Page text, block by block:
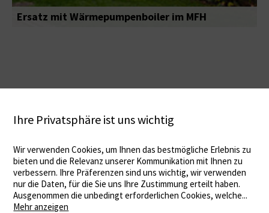
Ersatz mit Wärmepumpenboiler im MFH
Ihre Privatsphäre ist uns wichtig
Wir verwenden Cookies, um Ihnen das bestmögliche Erlebnis zu
bieten und die Relevanz unserer Kommunikation mit Ihnen zu
verbessern. Ihre Präferenzen sind uns wichtig, wir verwenden
nur die Daten, für die Sie uns Ihre Zustimmung erteilt haben.
Ausgenommen die unbedingt erforderlichen Cookies, welche...
Mehr anzeigen